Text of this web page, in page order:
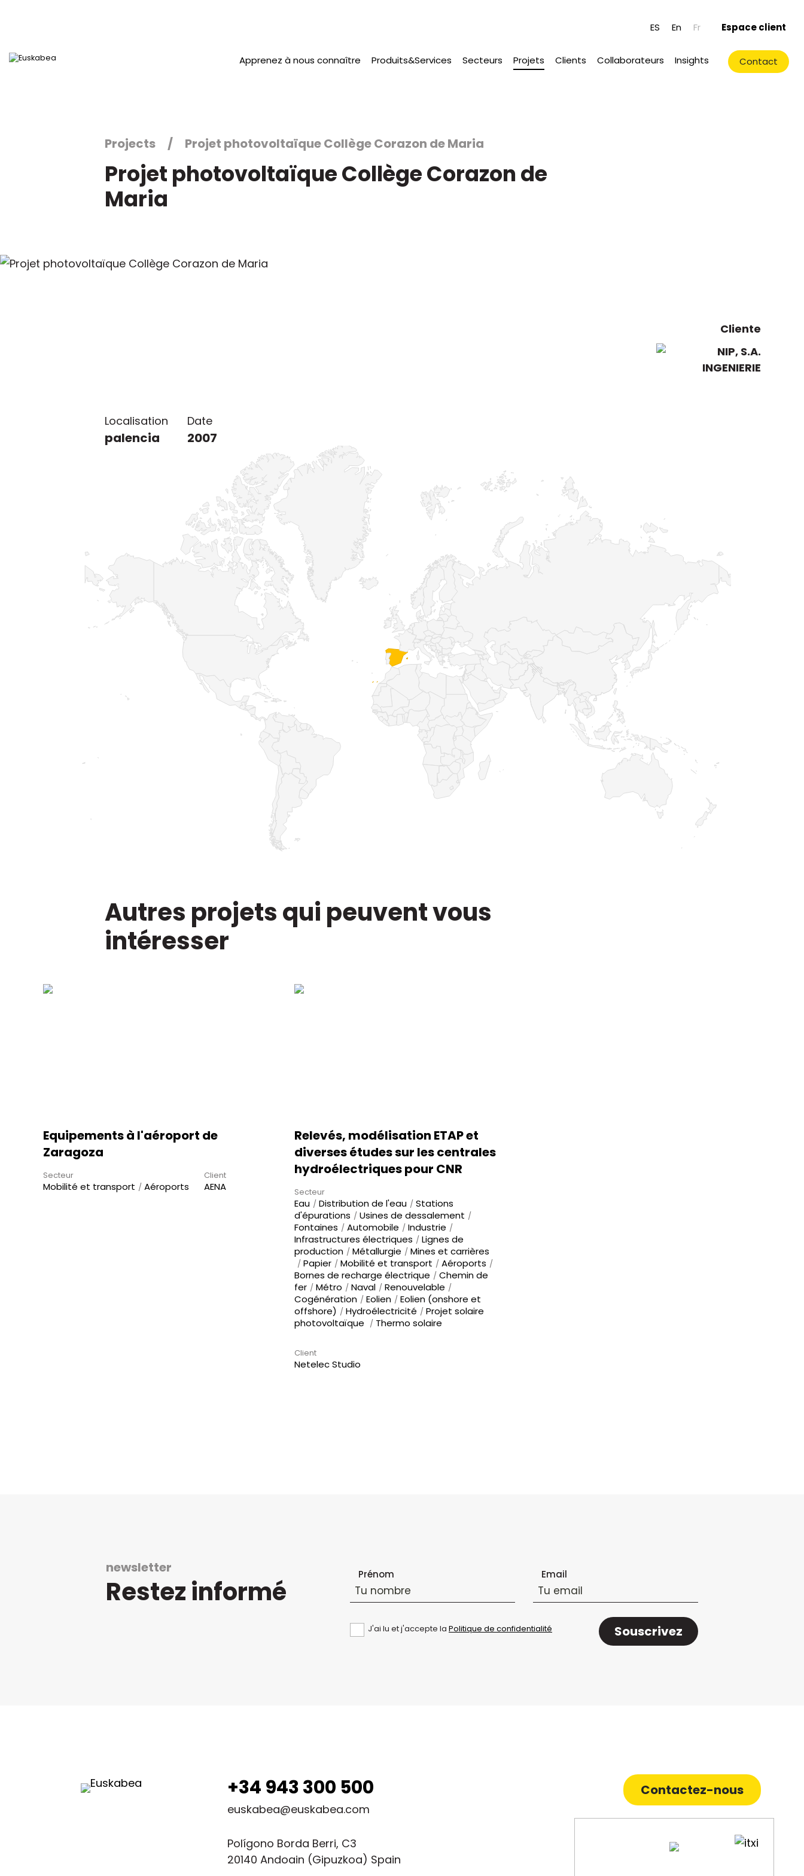
Accéder directement au contenu
ES En Fr Espace client
Apprenez à nous connaître Produits&Services Secteurs Projets Clients Collaborateurs Insights Contact
Projects Projet photovoltaïque Collège Corazon de Maria
Projet photovoltaïque Collège Corazon de
Maria
Cliente
Localisation du project
Localisation
palencia
Date
2007
Autres projets qui peuvent vous
intéresser
Equipements à l'aéroport de
Zaragoza
Secteur
Mobilité et transport Aéroports
Client
AENA
Relevés, modélisation ETAP et
diverses études sur les centrales
hydroélectriques pour CNR
Secteur
Eau Distribution de l'eau
Stations
d'épurations
Usines de dessalement
Fontaines
Automobile
Industrie
Infrastructures électriques
Lignes de
production
Métallurgie
Mines et carrières
Papier
Mobilité et transport
Aéroports
Bornes de recharge électrique
Chemin de
fer
Métro Naval
Renouvelable
Cogénération
Eolien
Eolien (onshore et
offshore)
Hydroélectricité
Projet solaire
photovoltaïque
Thermo solaire
Client
Netelec Studio
newsletter
Restez informé
Prénom Email
J'ai lu et j'accepte la Politique de confidentialité Souscrivez
+34 943 300 500
euskabea@euskabea.com
Polígono Borda Berri, C3
20140 Andoain (Gipuzkoa) Spain
Contactez-nous